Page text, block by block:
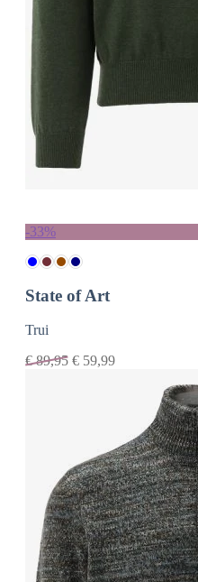
-33%
State of Art
Trui
€89,95 € 59,99